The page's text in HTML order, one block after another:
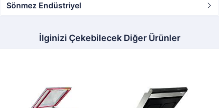
Sönmez Endüstriyel
İlginizi Çekebilecek Diğer Ürünler